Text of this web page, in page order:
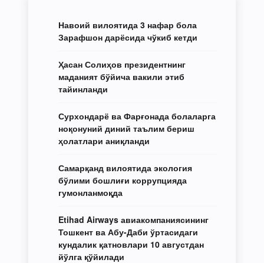
Навоий вилоятида 3 нафар бола
Зарафшон дарёсида чўкиб кетди
Ҳасан Солиҳов президентнинг
маданият бўйича вакили этиб
тайинланди
Сурхондарё ва Фарғонада болаларга
ноқонуний диний таълим бериш
ҳолатлари аниқланди
Самарқанд вилоятида экология
бўлими бошлиғи коррупцияда
гумонланмоқда
Etihad Airways авиакомпаниясининг
Тошкент ва Абу-Даби ўртасидаги
кундалик қатновлари 10 августдан
йўлга қўйилади